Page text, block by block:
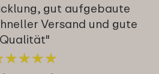
gut aufgebaute
Versand und gute
Qualität"
★★★★
★★★★